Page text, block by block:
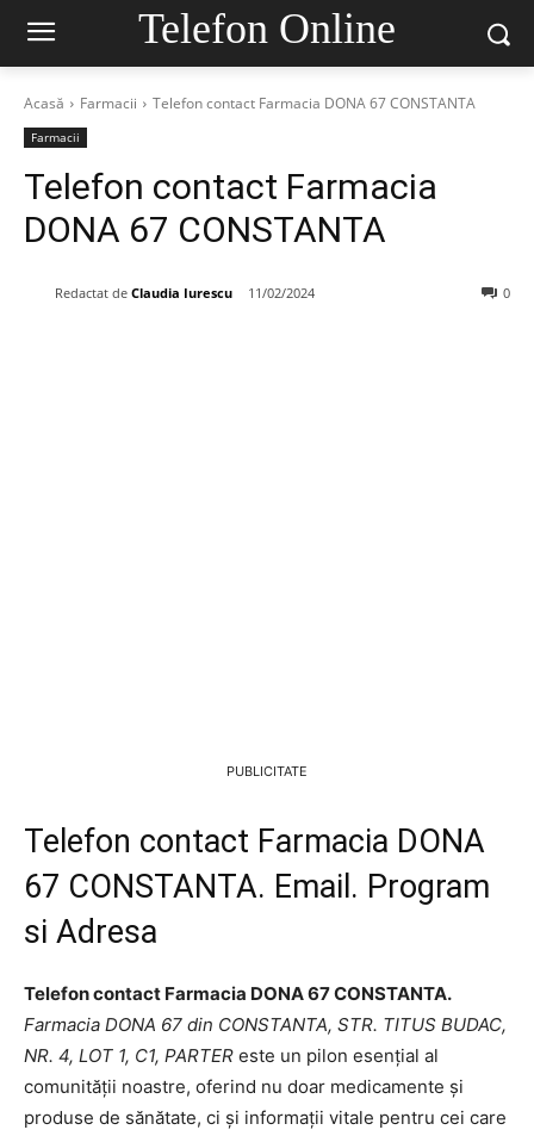
Telefon Online
Acasă Farmacii Telefon contact Farmacia DONA 67 CONSTANTA
Farmacii
Telefon contact Farmacia
DONA 67 CONSTANTA
Redactat de Claudia Iurescu 11/02/2024 0
PUBLICITATE
Telefon contact Farmacia DONA
67 CONSTANTA. Email. Program
si Adresa
Telefon contact Farmacia DONA 67 CONSTANTA.
Farmacia DONA 67 din CONSTANTA, STR. TITUS BUDAC,
NR. 4, LOT 1, C1, PARTER este un pilon esențial al
comunității noastre, oferind nu doar medicamente și
produse de sănătate, ci și informații vitale pentru cei care